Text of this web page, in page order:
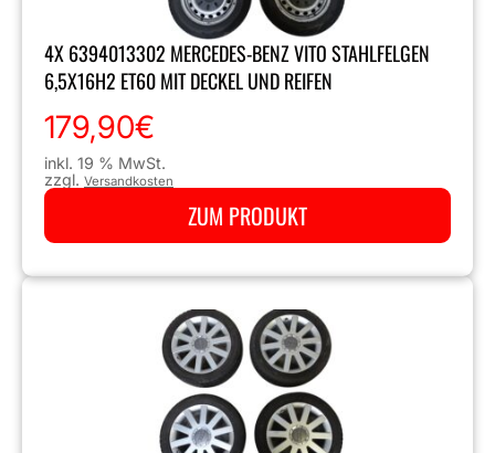
4X 6394013302 MERCEDES-BENZ VITO STAHLFELGEN
6,5X16H2 ET60 MIT DECKEL UND REIFEN
179,90€
inkl. 19 % MwSt.
zzgl. Versandkosten
ZUM PRODUKT